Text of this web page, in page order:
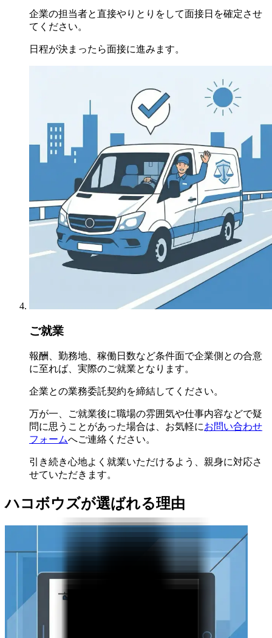
企業の担当者と直接やりとりをして面接日を確定させ
てください。
日程が決まったら面接に進みます。
ご就業
報酬、勤務地、稼働日数など条件面で企業側との合意
に至れば、実際のご就業となります。
企業との業務委託契約を締結してください。
万が一、ご就業後に職場の雰囲気や仕事内容などで疑
問に思うことがあった場合は、お気軽にお問い合わせ
フォームへご連絡ください。
引き続き心地よく就業いただけるよう、親身に対応さ
せていただきます。
ハコボウズが選ばれる理由